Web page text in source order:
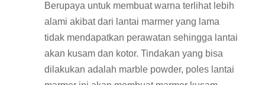
Berupaya untuk membuat warna terlihat lebih
alami akibat dari lantai marmer yang lama
tidak mendapatkan perawatan sehingga lantai
akan kusam dan kotor. Tindakan yang bisa
dilakukan adalah marble powder, poles lantai